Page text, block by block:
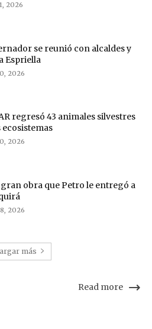
2026
se reunió con alcaldes y
Espriella
2026
regresó 43 animales silvestres
ecosistemas
2026
obra que Petro le entregó a
2026
más
Read more